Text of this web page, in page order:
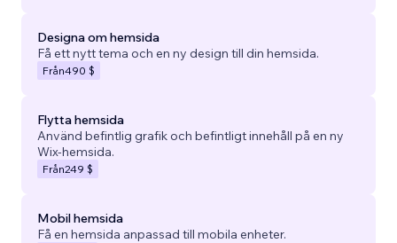
Designa om hemsida
Få ett nytt tema och en ny design till din hemsida.
Från490 $
Flytta hemsida
Använd befintlig grafik och befintligt innehåll på en ny
Wix-hemsida.
Från249 $
Mobil hemsida
Få en hemsida anpassad till mobila enheter.